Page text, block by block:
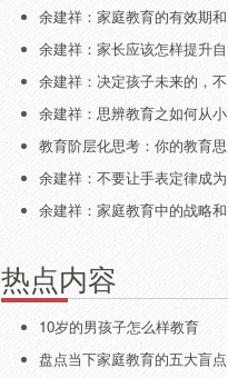
余建祥：家庭教育的有效期和
余建祥：家长应该怎样提升自
余建祥：决定孩子未来的，不
余建祥：思辨教育之如何从小
教育阶层化思考：你的教育思
余建祥：不要让手表定律成为
余建祥：家庭教育中的战略和
热点内容
10岁的男孩子怎么样教育
盘点当下家庭教育的五大盲点